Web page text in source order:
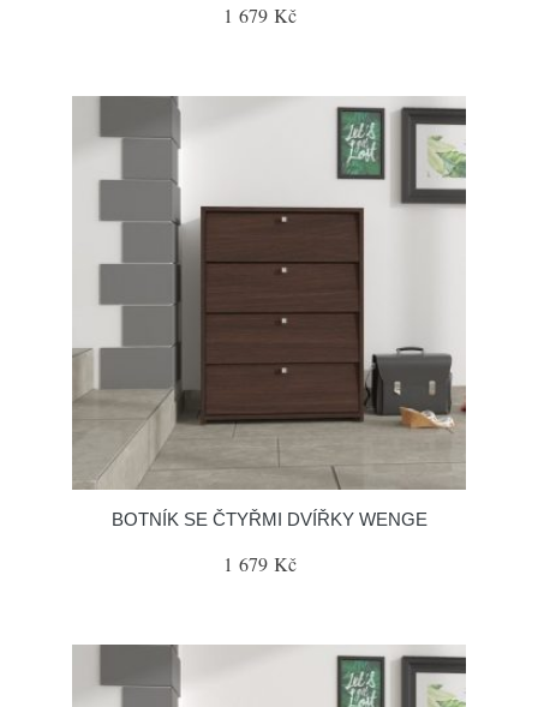
1 679 Kč
BOTNÍK SE ČTYŘMI DVÍŘKY WENGE
1 679 Kč